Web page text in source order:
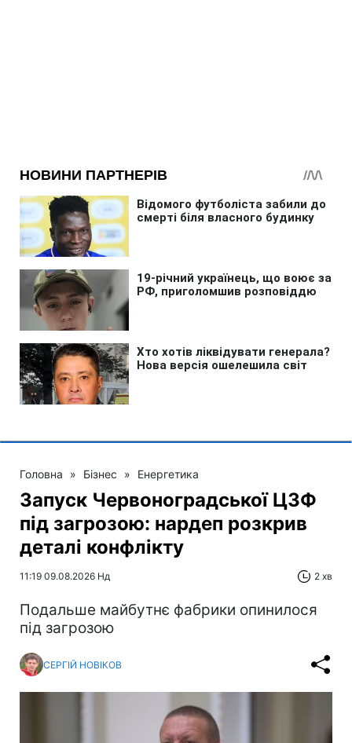
Головна » Бізнес » Енергетика
Запуск Червоноградської ЦЗФ
під загрозою: нардеп розкрив
деталі конфлікту
11:19 09.08.2026 Нд 2 хв
Подальше майбутнє фабрики опинилося
під загрозою
СЕРГІЙ НОВІКОВ